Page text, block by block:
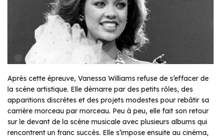
Après cette épreuve, Vanessa Williams refuse de s’effacer de
la scène artistique. Elle démarre par des petits rôles, des
apparitions discrètes et des projets modestes pour rebâtir sa
carrière morceau par morceau. Peu à peu, elle fait son retour
sur le devant de la scène musicale avec plusieurs albums qui
rencontrent un franc succès. Elle s’impose ensuite au cinéma,